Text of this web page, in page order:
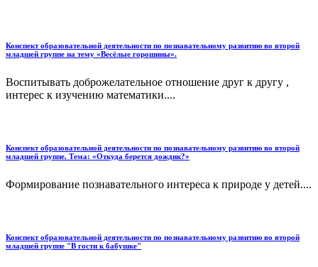
Конспект образовательной деятельности по познавательному развитию во второй
младшей группе на тему «Весёлые горошины».
Воспитывать доброжелательное отношение друг к другу ,
интерес к изучению математики....
Конспект образовательной деятельности по познавательному развитию во второй
младшей группе. Тема: «Откуда берется дождик?»
Формирование познавательного интереса к природе у детей....
Конспект образовательной деятельности по познавательному развитию во второй
младшей группе "В гости к бабушке"